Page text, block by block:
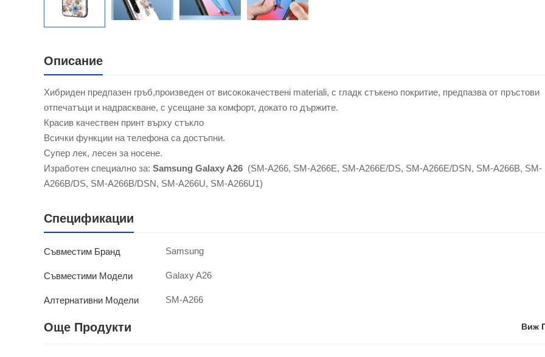
Описание
Хибриден предпазен гръб,произведен от висококачественi materiali, с гладк стъкено покритие, предпазва от пръстови
отпечатъци и надраскване, с усещане за комфорт, докато го държите.
Красив качествен принт върху стъкло
Всички функции на телефона са достъпни.
Супер лек, лесен за носене.
Изработен специално за: Samsung Galaxy A26 (SM-A266, SM-A266E, SM-A266E/DS, SM-A266E/DSN, SM-A266B, SM-
A266B/DS, SM-A266B/DSN, SM-A266U, SM-A266U1)
Спецификации
Съвместим Бранд Samsung
Съвместими Модели Galaxy A26
Алтернативни Модели SM-A266
Още Продукти Виж